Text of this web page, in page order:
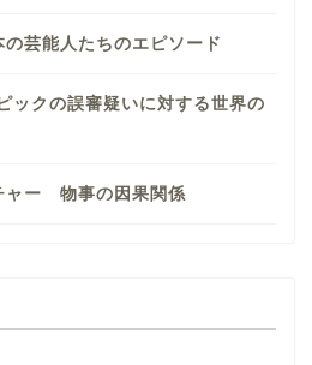
芸能人たちのエピソード
ックの誤審疑いに対する世界の
ャー 物事の因果関係